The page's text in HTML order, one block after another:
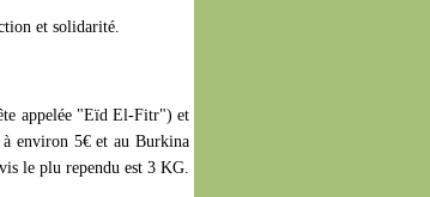
et solidarité.
appelée "Eïd El-Fitr") et
à environ 5€ et au Burkina
le plu rependu est 3 KG.